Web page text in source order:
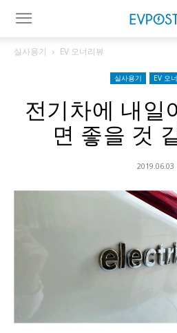
실사용기 EV 오너리뷰
실사용기 EV 오
전기차에 내일
면 좋을 것
2019.06.03